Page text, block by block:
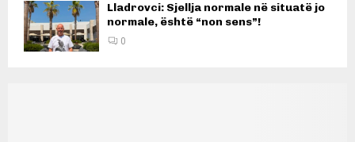
Lladrovci: Sjellja normale në situatë jo
normale, është “non sens”!
0